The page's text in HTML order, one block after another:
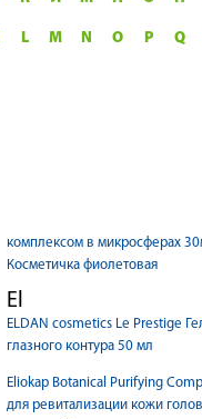
L M N O P Q
комплексом в микросферах
Косметичка фиолетовая
El
ELDAN cosmetics Le Prestige
глазного контура 50 мл
Eliokap Botanical Purifying
для ревитализации кожи